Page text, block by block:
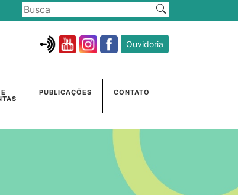
Ouvidoria
PUBLICAÇÕES CONTATO